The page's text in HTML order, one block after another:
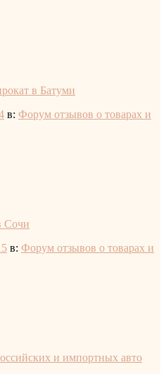
в Батуми
в: Форум отзывов о товарах и
Сочи
в: Форум отзывов о товарах и
и импортных авто